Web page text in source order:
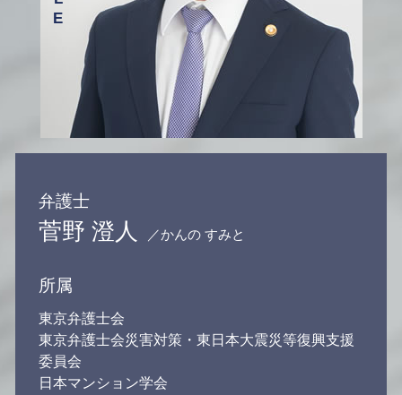
相続 相談 弁護士 新宿区
弁護士
菅野 澄人 ／かんの すみと
所属
東京弁護士会
東京弁護士会災害対策・東日本大震災等復興支援
委員会
日本マンション学会